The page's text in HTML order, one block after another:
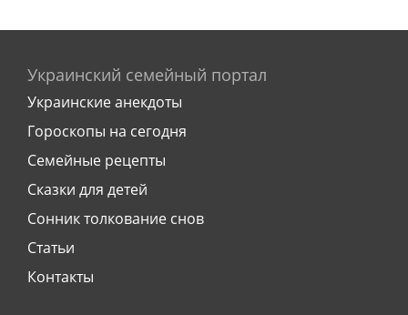
Украинский семейный портал
Украинские анекдоты
Гороскопы на сегодня
Семейные рецепты
Сказки для детей
Сонник толкование снов
Статьи
Контакты